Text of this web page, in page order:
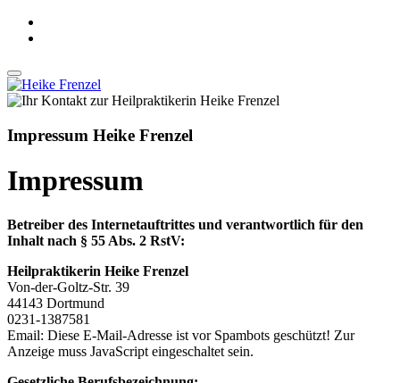
Impressum Heike Frenzel
Impressum
Betreiber des Internetauftrittes und verantwortlich für den
Inhalt nach § 55 Abs. 2 RstV:
Heilpraktikerin Heike Frenzel
Von-der-Goltz-Str. 39
44143 Dortmund
0231-1387581
Email: Diese E-Mail-Adresse ist vor Spambots geschützt! Zur
Anzeige muss JavaScript eingeschaltet sein.